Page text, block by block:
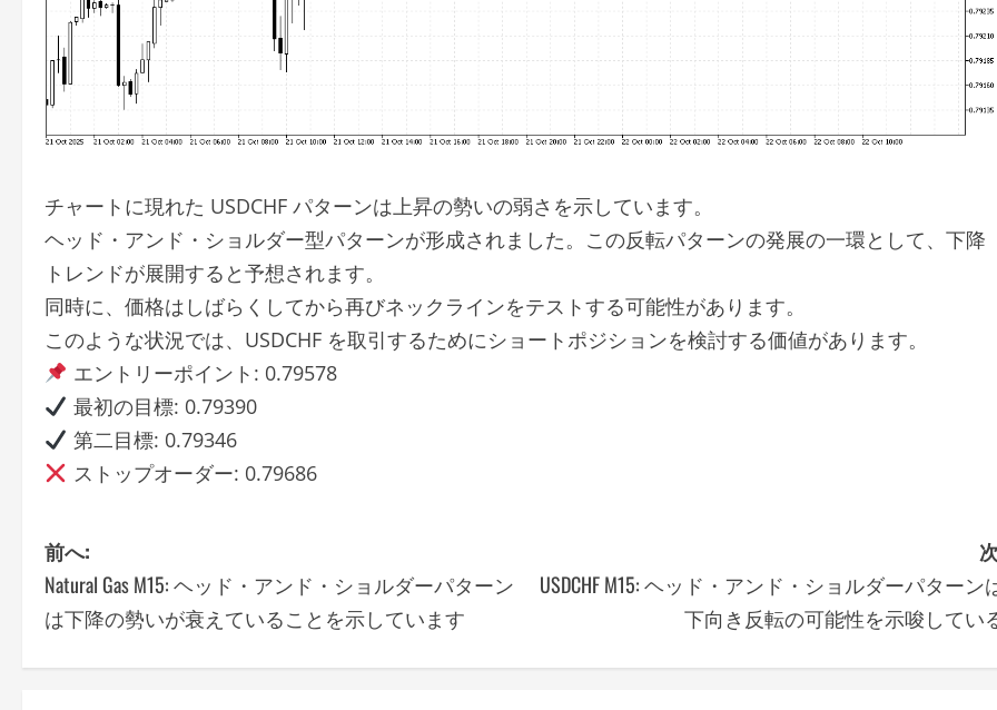
チャートに現れた USDCHF パターンは上昇の勢いの弱さを示しています。
ヘッド・アンド・ショルダー型パターンが形成されました。この反転パターンの発展の一環として、下降
トレンドが展開すると予想されます。
同時に、価格はしばらくしてから再びネックラインをテストする可能性があります。
このような状況では、USDCHF を取引するためにショートポジションを検討する価値があります。
エントリーポイント: 0.79578
最初の目標: 0.79390
第二目標: 0.79346
ストップオーダー: 0.79686
P
o
前へ:
Natural Gas M15: ヘッド・アンド・ショルダーパターン
は下降の勢いが衰えていることを示しています
USDCHF M15: ヘッド・アンド・ショルダーパターン
下向き反転の可能性を示唆してい